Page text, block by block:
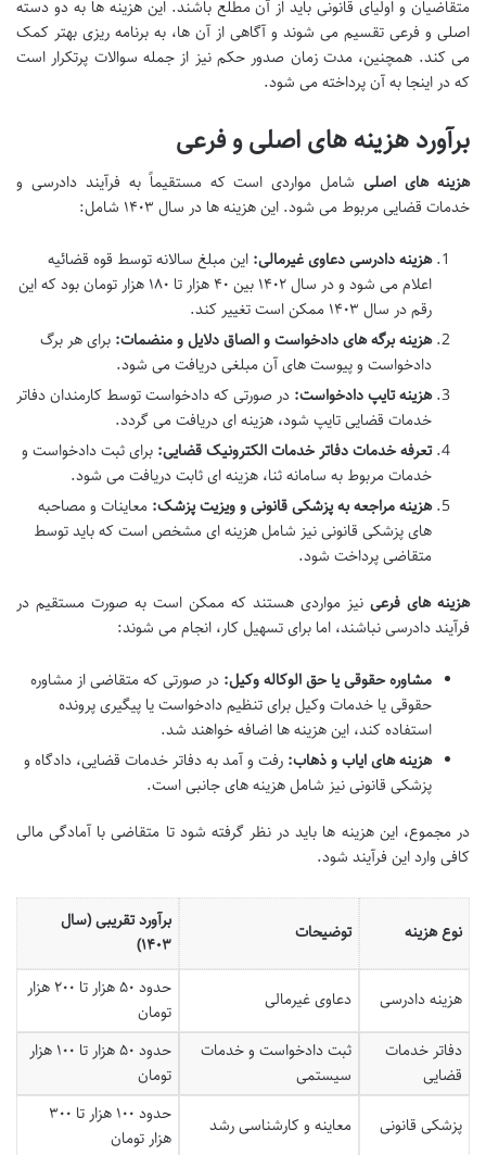
متقاضیان و اولیای قانونی باید از آن مطلع باشند. این هزینه ها به دو دسته
اصلی و فرعی تقسیم می شوند و آگاهی از آن ها، به برنامه ریزی بهتر کمک
می کند. همچنین، مدت زمان صدور حکم نیز از جمله سوالات پرتکرار است
که در اینجا به آن پرداخته می شود.
برآورد هزینه های اصلی و فرعی
هزینه های اصلیشامل مواردی است که مستقیماً به فرآیند دادرسی و
خدمات قضایی مربوط می شود. این هزینه ها در سال ۱۴۰۳ شامل:
هزینه دادرسی دعاوی غیرمالی: این مبلغ سالانه توسط قوه قضائیه
اعلام می شود و در سال ۱۴۰۲ بین ۴۰ هزار تا ۱۸۰ هزار تومان بود که این
رقم در سال ۱۴۰۳ ممکن است تغییر کند.
هزینه برگه های دادخواست و الصاق دلایل و منضمات: برای هر برگ
دادخواست و پیوست های آن مبلغی دریافت می شود.
هزینه تایپ دادخواست: در صورتی که دادخواست توسط کارمندان دفاتر
خدمات قضایی تایپ شود، هزینه ای دریافت می گردد.
تعرفه خدمات دفاتر خدمات الکترونیک قضایی: برای ثبت دادخواست و
خدمات مربوط به سامانه ثنا، هزینه ای ثابت دریافت می شود.
هزینه مراجعه به پزشکی قانونی و ویزیت پزشک: معاینات و مصاحبه
های پزشکی قانونی نیز شامل هزینه ای مشخص است که باید توسط
متقاضی پرداخت شود.
هزینه های فرعی نیز مواردی هستند که ممکن است به صورت مستقیم در
فرآیند دادرسی نباشند، اما برای تسهیل کار، انجام می شوند:
مشاوره حقوقی یا حق الوکاله وکیل: در صورتی که متقاضی از مشاوره
حقوقی یا خدمات وکیل برای تنظیم دادخواست یا پیگیری پرونده
استفاده کند، این هزینه ها اضافه خواهند شد.
هزینه های ایاب و ذهاب: رفت و آمد به دفاتر خدمات قضایی، دادگاه و
پزشکی قانونی نیز شامل هزینه های جانبی است.
در مجموع، این هزینه ها باید در نظر گرفته شود تا متقاضی با آمادگی مالی
کافی وارد این فرآیند شود.
نوع هزینه توضیحات
برآورد تقریبی (سال
۱۴۰۳)
هزینه دادرسی دعاوی غیرمالی
حدود ۵۰ هزار تا ۲۰۰ هزار
تومان
دفاتر خدمات
قضایی
ثبت دادخواست و خدمات
سیستمی
حدود ۵۰ هزار تا ۱۰۰ هزار
تومان
پزشکی قانونی معاینه و کارشناسی رشد
حدود ۱۰۰ هزار تا ۳۰۰
هزار تومان